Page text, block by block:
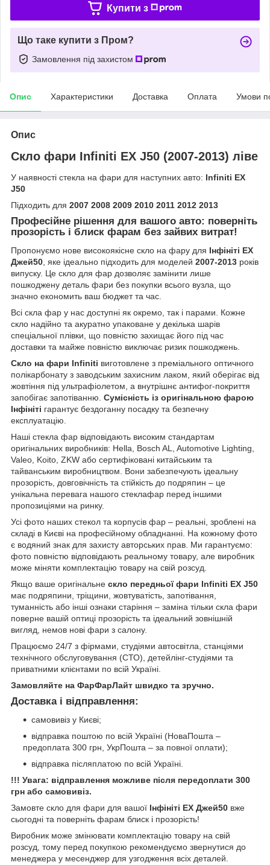
Купити з
Що таке купити з Пром?
Замовлення під захистом
Опис Характеристики Доставка Оплата Умови
Опис
Скло фари Infiniti EX J50 (2007-2013) ліве
У наявності стекла на фари для наступних авто: Infiniti EX
J50
Підходить для 2007 2008 2009 2010 2011 2012 2013
Професійне рішення для вашого авто: поверніть
прозорість і блиск фарам без зайвих витрат!
Пропонуємо нове високоякісне скло на фару для Інфініті ЕХ
Джей50, яке ідеально підходить для моделей 2007-2013 років
випуску. Це скло для фар дозволяє замінити лише
пошкоджену деталь фари без покупки всього вузла, що
значно економить ваш бюджет та час.
Всі скла фар у нас доступні як окремо, так і парами. Кожне
скло надійно та акуратно упаковане у декілька шарів
спеціальної плівки, що повністю захищає його під час
доставки та майже повністю виключає ризик пошкоджень.
Скло на фари Infiniti виготовлене з преміального оптичного
полікарбонату з заводським захисним лаком, який оберігає від
жовтіння під ультрафіолетом, а внутрішнє антифог-покриття
запобігає запотіванню. Сумісність із оригінальною фарою
Інфініті гарантує бездоганну посадку та безпечну
експлуатацію.
Наші стекла фар відповідають високим стандартам
оригінальних виробників: Hella, Bosch AL, Automotive Lighting,
Valeo, Koito, ZKW або сертифіковані китайським та
тайванським виробництвом. Вони забезпечують ідеальну
прозорість, довговічність та стійкість до подряпин – це
унікальна перевага нашого стеклафар перед іншими
пропозиціями на ринку.
Усі фото наших стекол та корпусів фар – реальні, зроблені на
складі в Києві на професійному обладнанні. На кожному фото
є водяний знак для захисту авторських прав. Ми гарантуємо:
фото повністю відповідають реальному товару, але виробник
може міняти комплектацію товару на свій розсуд.
Якщо ваше оригінальне скло передньої фари Infiniti EX J50
має подряпини, тріщини, жовтуватість, запотівання,
туманність або інші ознаки старіння – заміна тільки скла фари
поверне вашій оптиці прозорість та ідеальний зовнішній
вигляд, немов нові фари з салону.
Працюємо 24/7 з фірмами, студіями автосвітла, станціями
технічного обслуговування (СТО), детейлінг-студіями та
приватними клієнтами по всій Україні.
Замовляйте на ФарФарЛайт швидко та зручно.
Доставка і відправлення:
самовивіз у Києві;
відправка поштою по всій Україні (НоваПошта –
предоплата 300 грн, УкрПошта – за повної оплати);
відправка післяплатою по всій Україні.
!!! Увага: відправлення можливе після передоплати 300
грн або самовивіз.
Замовте скло для фари для вашої Інфініті ЕХ Джей50 вже
сьогодні та поверніть фарам блиск і прозорість!
Виробник може змінювати комплектацію товару на свій
розсуд, тому перед покупкою рекомендуємо звернутися до
менеджера у месенджер для узгодження всіх деталей.